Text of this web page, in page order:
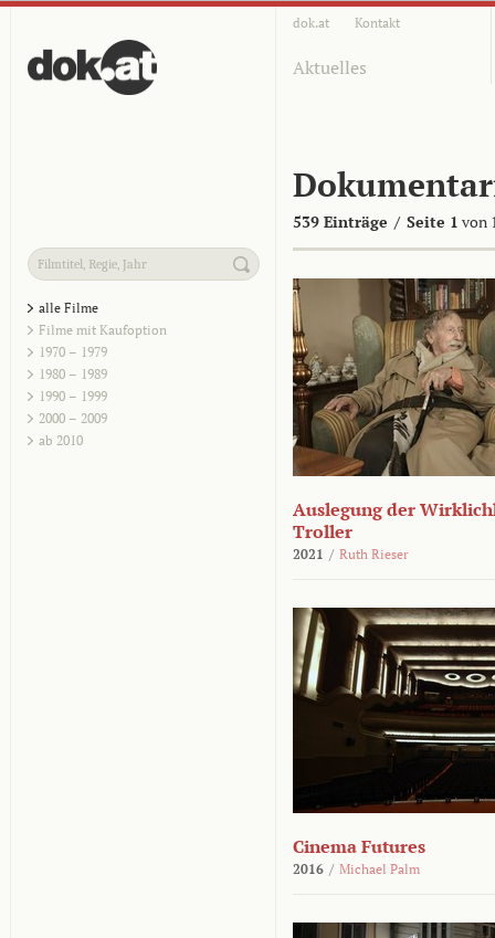
dok.at Kontakt
Aktuelles
539 Einträge / Seite 1 von
alle Filme
Filme mit Kaufoption
1970 – 1979
1980 – 1989
1990 – 1999
2000 – 2009
ab 2010
Auslegung der
Troller
2021 / Ruth Rieser
Cinema Futures
2016 / Michael Palm